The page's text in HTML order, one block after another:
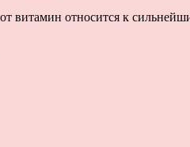
относится к